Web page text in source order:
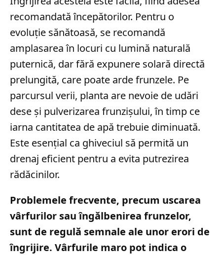
recomandată începătorilor. Pentru o
evoluție sănătoasă, se recomandă
amplasarea în locuri cu lumină naturală
puternică, dar fără expunere solară directă
prelungită, care poate arde frunzele. Pe
parcursul verii, planta are nevoie de udări
dese și pulverizarea frunzișului, în timp ce
iarna cantitatea de apă trebuie diminuată.
Este esențial ca ghiveciul să permită un
drenaj eficient pentru a evita putrezirea
rădăcinilor.
Problemele frecvente, precum uscarea
vârfurilor sau îngălbenirea frunzelor,
sunt de regulă semnale ale unor erori de
îngrijire. Vârfurile maro pot indica o